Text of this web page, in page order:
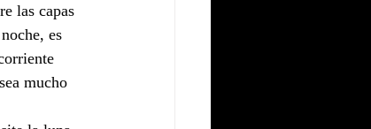
las capas
es
mucho